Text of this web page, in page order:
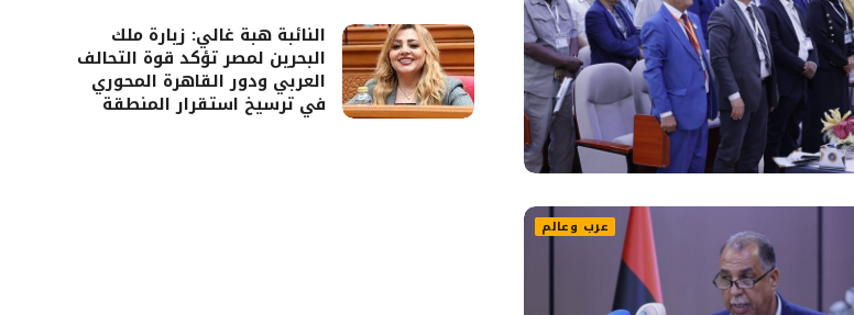
عرب وعالم
النائبة هبة غالي: زيارة ملك
البحرين لمصر تؤكد قوة التحالف
العربي ودور القاهرة المحوري
في ترسيخ استقرار المنطقة